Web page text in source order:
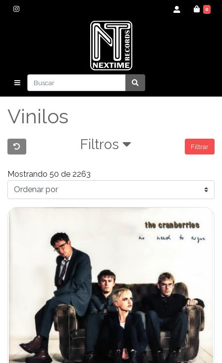
0
Vinilos
Filtros Filtrar
Mostrando 50 de 2263